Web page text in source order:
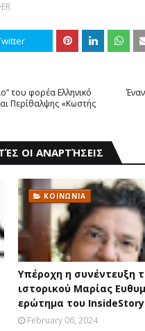
του φορέα Ελληνικό
Περίθαλψης «Κωστής
ΟΙ ΑΝΑΡΤΉΣΕΙΣ
ΚΟΙΝΩΝΙΑ
Υπέροχη η συνέντευξη
ιστορικού Μαρίας
ερώτημα του InsideStory
February 06, 2024